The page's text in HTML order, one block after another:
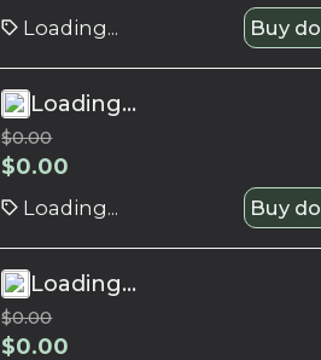
Loading... Buy
Loading...
$0.00
$0.00
Loading... Buy
Loading...
$0.00
$0.00